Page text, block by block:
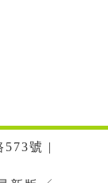
573號 |